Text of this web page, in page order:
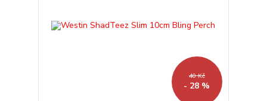
40 Kč
- 28 %